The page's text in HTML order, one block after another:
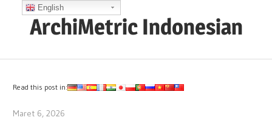
ArchiMetric Indonesian
Ops,
Read this post in:
Maret 6, 2026
English